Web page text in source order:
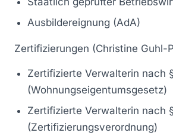
Ausbildereignung (AdA)
Zertifizierungen (Christine Guhl-
Zertifizierte Verwalterin nach
(Wohnungseigentumsgesetz)
Zertifizierte Verwalterin nach
(Zertifizierungsverordnung)